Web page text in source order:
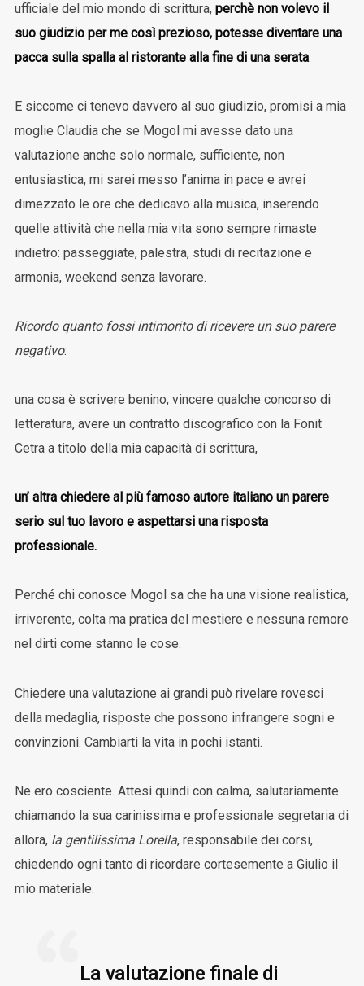
ufficiale del mio mondo di scrittura, perchè non volevo il
suo giudizio per me così prezioso, potesse diventare una
pacca sulla spalla al ristorante alla fine di una serata.
E siccome ci tenevo davvero al suo giudizio, promisi a mia
moglie Claudia che se Mogol mi avesse dato una
valutazione anche solo normale, sufficiente, non
entusiastica, mi sarei messo l’anima in pace e avrei
dimezzato le ore che dedicavo alla musica, inserendo
quelle attività che nella mia vita sono sempre rimaste
indietro: passeggiate, palestra, studi di recitazione e
armonia, weekend senza lavorare.
Ricordo quanto fossi intimorito di ricevere un suo parere
negativo:
una cosa è scrivere benino, vincere qualche concorso di
letteratura, avere un contratto discografico con la Fonit
Cetra a titolo della mia capacità di scrittura,
un’ altra chiedere al più famoso autore italiano un parere
serio sul tuo lavoro e aspettarsi una risposta
professionale.
Perché chi conosce Mogol sa che ha una visione realistica,
irriverente, colta ma pratica del mestiere e nessuna remore
nel dirti come stanno le cose.
Chiedere una valutazione ai grandi può rivelare rovesci
della medaglia, risposte che possono infrangere sogni e
convinzioni. Cambiarti la vita in pochi istanti.
Ne ero cosciente. Attesi quindi con calma, salutariamente
chiamando la sua carinissima e professionale segretaria di
allora, la gentilissima Lorella, responsabile dei corsi,
chiedendo ogni tanto di ricordare cortesemente a Giulio il
mio materiale.
La valutazione finale di